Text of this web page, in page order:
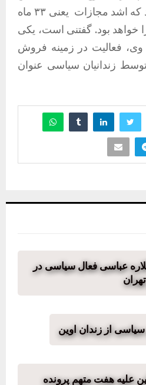
که اشد مجازات
یعنی ۳۳ ماه
خواهد بود. گفتنی است، یکی
وی، فعالیت در زمینه فروش
زندانیان سیاسی عنوان
عباسی فعال سیاسی در
از زندان اوین
علیه هفت متهم پرونده